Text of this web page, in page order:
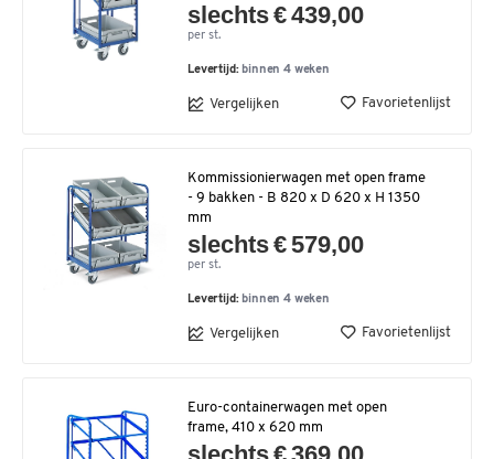
slechts € 439,00
per st.
Levertijd: binnen 4 weken
Vergelijken Favorietenlijst
Kommissionierwagen met open frame
- 9 bakken - B 820 x D 620 x H 1350
mm
slechts € 579,00
per st.
Levertijd: binnen 4 weken
Vergelijken Favorietenlijst
Euro-containerwagen met open
frame, 410 x 620 mm